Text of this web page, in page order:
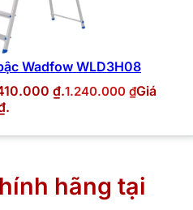
Wadfow WLD3H08
₫.1.240.000 ₫Giá
hãng tại